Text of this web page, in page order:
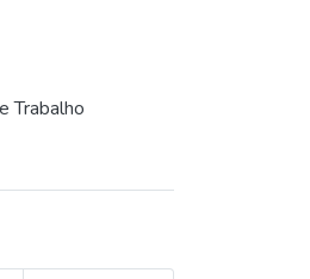
Trabalho